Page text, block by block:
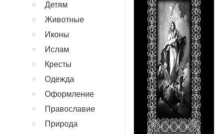
Детям
Животные
Иконы
Ислам
Кресты
Одежда
Оформление
Православие
Природа